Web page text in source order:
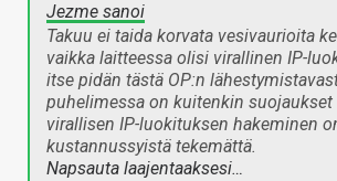
Jezme sanoi
Takuu ei taida korvata vesivaurioita
vaikka laitteessa olisi virallinen IP-
itse pidän tästä OP:n
puhelimessa on kuitenkin
virallisen IP-luokituksen hakeminen
kustannussyistä tekemättä.
Napsauta laajentaaksesi…